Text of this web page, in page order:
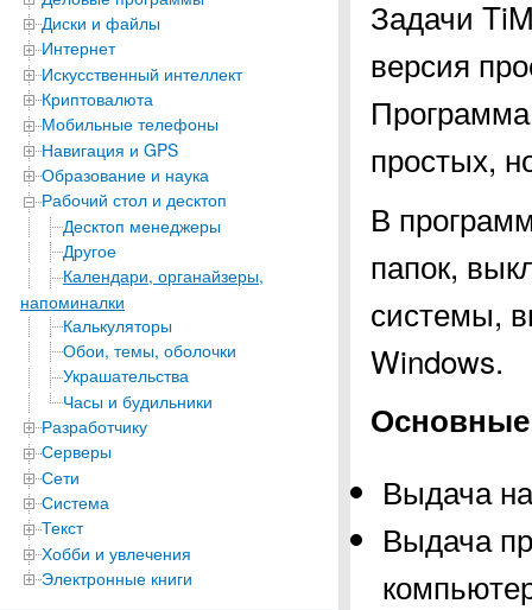
Диски и файлы
Интернет
Искусственный интеллект
Криптовалюта
Мобильные телефоны
Навигация и GPS
Образование и наука
Рабочий стол и десктоп
Десктоп менеджеры
Другое
Календари, органайзеры,
напоминалки
Калькуляторы
Обои, темы, оболочки
Украшательства
Часы и будильники
Разработчику
Серверы
Сети
Система
Текст
Хобби и увлечения
Электронные книги
Задачи
версия
простых,
В
папок,
системы,
Windows.
Основные
Выдача
Выдача